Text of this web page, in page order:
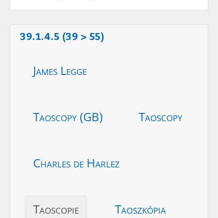
39.1.4.5 (39 > 55)
James Legge
Taoscopy (GB) Taoscopy
Charles de Harlez
Taoscopie Taoszkópia